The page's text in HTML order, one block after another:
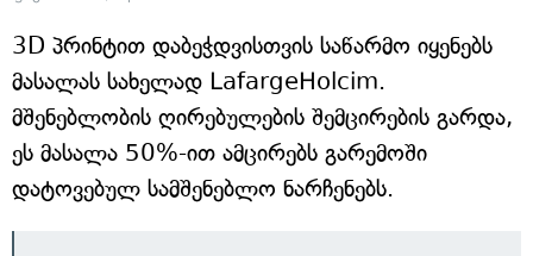
3D პრინტით დაბეჭდვისთვის საწარმო იყენებს
მასალას სახელად LafargeHolcim.
მშენებლობის ღირებულების შემცირების გარდა,
ეს მასალა 50%-ით ამცირებს გარემოში
დატოვებულ სამშენებლო ნარჩენებს.